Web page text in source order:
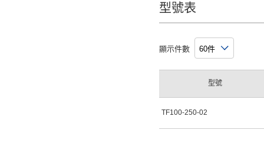
型號表
顯示件數
型號
TF100-250-02